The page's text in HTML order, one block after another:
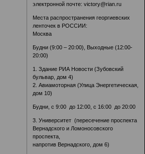
электронной почте: victory@rian.ru
Места распространения георгиевских
ленточек в РОССИИ:
Москва
Будни (9:00 – 20:00), Выходные (12:00-
20:00)
1. Здание РИА Новости (Зубовский
бульвар, дом 4)
2. Авиамоторная (Улица Энергетическая,
дом 10)
Будни, с 9:00 до 12:00, с 16:00 до 20:00
3. Университет (пересечение проспекта
Вернадского и Ломоносовского
проспекта,
напротив Вернадского, дом 6)